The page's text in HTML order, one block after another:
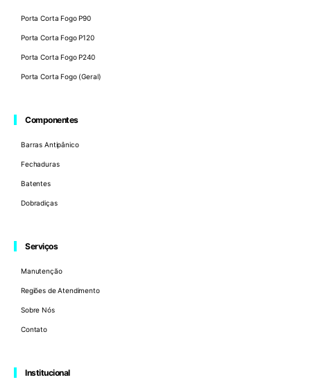
Porta Corta Fogo P90
Porta Corta Fogo P120
Porta Corta Fogo P240
Porta Corta Fogo (Geral)
Componentes
Barras Antipânico
Fechaduras
Batentes
Dobradiças
Serviços
Manutenção
Regiões de Atendimento
Sobre Nós
Contato
Institucional